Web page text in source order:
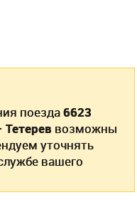
поезда6623
возможны
уточнять
вашего